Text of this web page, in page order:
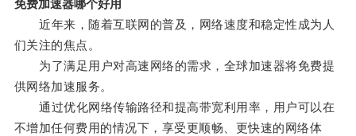
免费加速器哪个好用
近年来，随着互联网的普及，网络速度和稳定性成为人
们关注的焦点。
为了满足用户对高速网络的需求，全球加速器将免费提
供网络加速服务。
通过优化网络传输路径和提高带宽利用率，用户可以在
不增加任何费用的情况下，享受更顺畅、更快速的网络体